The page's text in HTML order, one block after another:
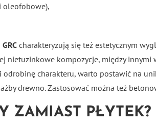
oleofobowe),
charakteryzują się też estetycznym
kompozycje, między
charakteru, warto postawić na
drewno. Zastosować można też
ZAMIAST PŁYTEK?